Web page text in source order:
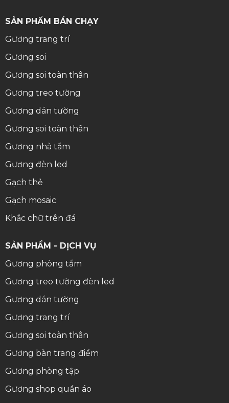
SẢN PHẨM BÁN CHẠY
Gương trang trí
Gương soi
Gương soi toàn thân
Gương treo tường
Gương dán tường
Gương soi toàn thân
Gương nhà tắm
Gương đèn led
Gạch thẻ
Gạch mosaic
Khắc chữ trên đá
SẢN PHẨM - DỊCH VỤ
Gương phòng tắm
Gương treo tường đèn led
Gương dán tường
Gương trang trí
Gương soi toàn thân
Gương bàn trang điểm
Gương phòng tập
Gương shop quần áo